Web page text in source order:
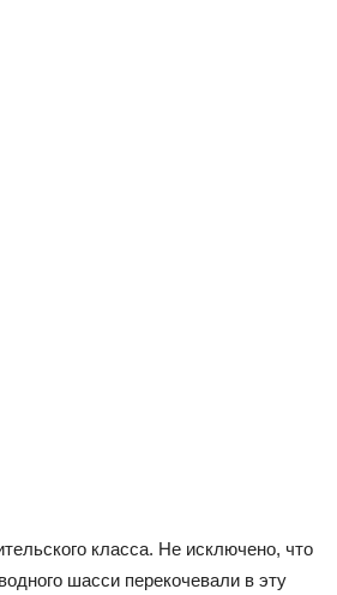
класса. Не исключено, что
шасси перекочевали в эту